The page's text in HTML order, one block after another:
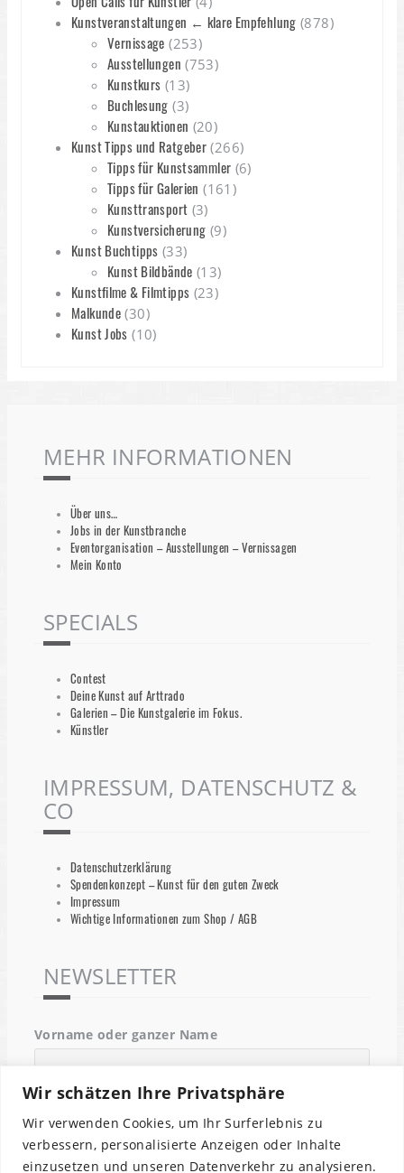
Wir schätzen Ihre Privatsphäre
Wir verwenden Cookies, um Ihr Surferlebnis zu
verbessern, personalisierte Anzeigen oder Inhalte
einzusetzen und unseren Datenverkehr zu analysieren.
Kunstveranstaltungen ← klare Empfehlung (878)
Vernissage (253)
Ausstellungen (753)
Kunstkurs (13)
Buchlesung (3)
Kunstauktionen (20)
Kunst Tipps und Ratgeber (266)
Tipps für Kunstsammler (6)
Tipps für Galerien (161)
Kunsttransport (3)
Kunstversicherung (9)
Kunst Buchtipps (33)
Kunst Bildbände (13)
Kunstfilme & Filmtipps (23)
Malkunde (30)
Kunst Jobs (10)
MEHR INFORMATIONEN
Über uns…
Jobs in der Kunstbranche
Eventorganisation – Ausstellungen – Vernissagen
Mein Konto
SPECIALS
Contest
Deine Kunst auf Arttrado
Galerien – Die Kunstgalerie im Fokus.
Künstler
IMPRESSUM, DATENSCHUTZ &
CO
Datenschutzerklärung
Spendenkonzept – Kunst für den guten Zweck
Impressum
Wichtige Informationen zum Shop / AGB
NEWSLETTER
Vorname oder ganzer Name
Email